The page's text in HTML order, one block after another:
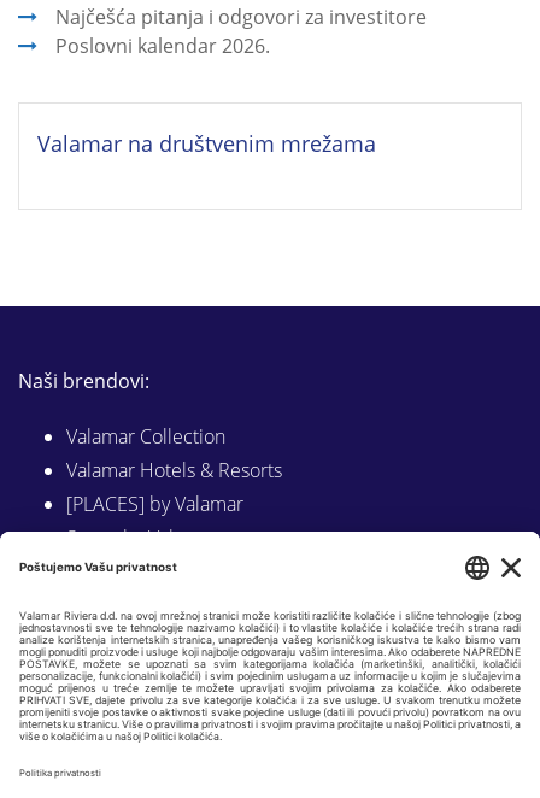
Najčešća pitanja i odgovori za investitore
Poslovni kalendar 2026.
Valamar na društvenim mrežama
Naši brendovi:
Valamar Collection
Valamar Hotels & Resorts
[PLACES] by Valamar
Sunny by Valamar
Valamar Camping
Istraži na Valamar.com
Slijedite nas na: